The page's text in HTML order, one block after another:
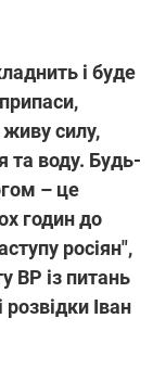
і буде
силу,
та воду. Будь-
– це
годин до
росіян",
ВР із питань
Іван